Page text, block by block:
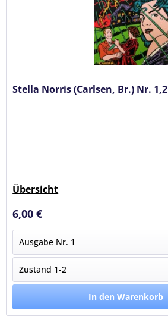
Stella Norris (Carlsen, Br.) Nr. 1,2
Übersicht
6,00 €
In den Warenkorb